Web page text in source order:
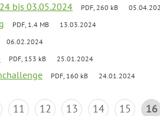
bis 03.05.2024 PDF, 260 kB
PDF, 1.4 MB 13.03.2024
06.02.2024
PDF, 153 kB 25.01.2024
PDF, 160 kB 24.01.2024
11 12 13 14 15 16